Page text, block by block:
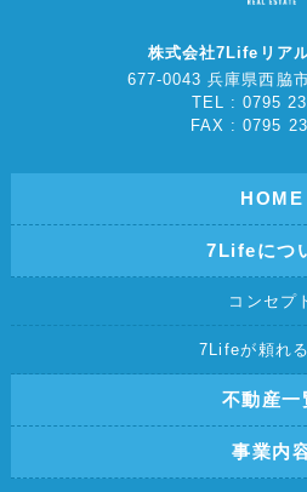
株式会社7Lifeリア
677-0043 兵庫県西脇
TEL : 0795
FAX : 0795
HOME
7Lifeにつ
コンセプ
7Lifeが頼れ
不動産一
事業内